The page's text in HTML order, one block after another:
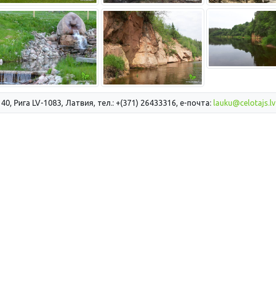
Рига LV-1083, Латвия, тел.: +(371) 26433316, е-почта: lauku@celotajs.lv